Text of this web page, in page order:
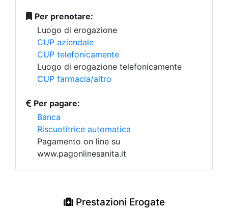
Per prenotare:
Luogo di erogazione
CUP aziendale
CUP telefonicamente
Luogo di erogazione telefonicamente
CUP farmacia/altro
Per pagare:
Banca
Riscuotitrice automatica
Pagamento on line su
www.pagonlinesanita.it
Prestazioni Erogate